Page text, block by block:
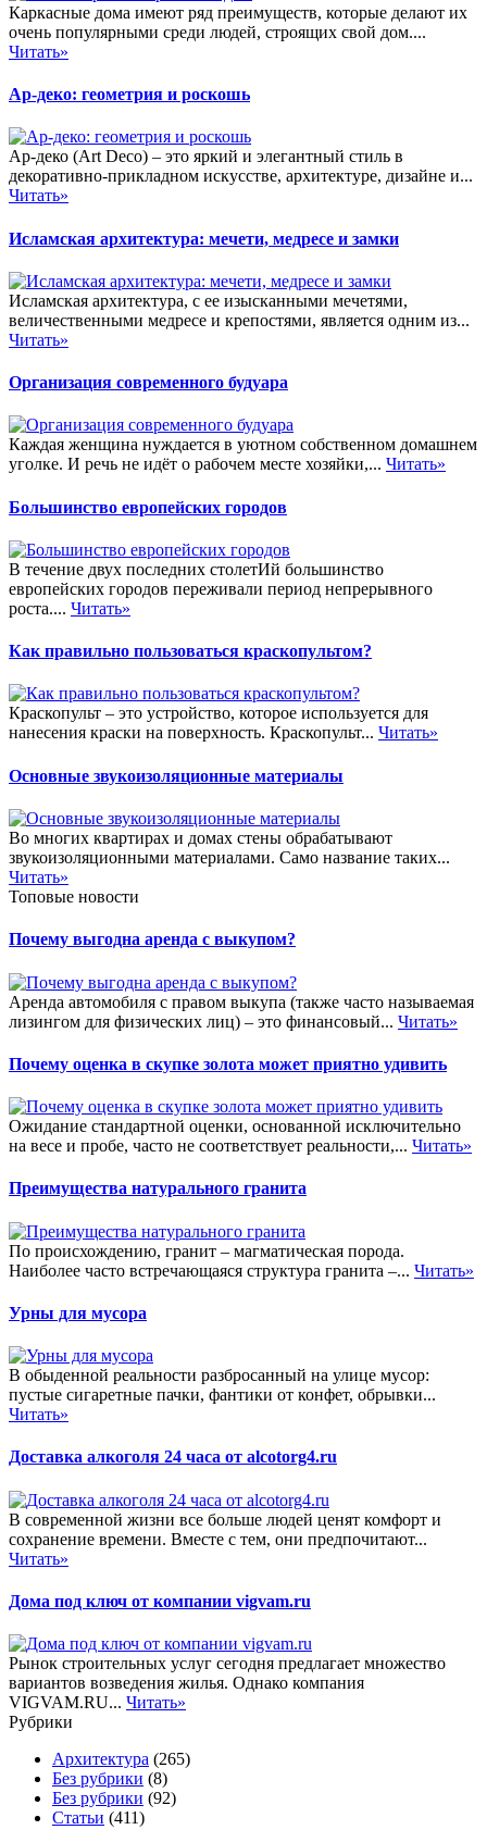
Каркасные дома имеют ряд преимуществ, которые делают их
очень популярными среди людей, строящих свой дом....
Читать»
Ар-деко: геометрия и роскошь
Ар-деко (Art Deco) – это яркий и элегантный стиль в
декоративно-прикладном искусстве, архитектуре, дизайне и...
Читать»
Исламская архитектура: мечети, медресе и замки
Исламская архитектура, с ее изысканными мечетями,
величественными медресе и крепостями, является одним из...
Читать»
Организация современного будуара
Каждая женщина нуждается в уютном собственном домашнем
уголке. И речь не идёт о рабочем месте хозяйки,... Читать»
Большинство европейских городов
В течение двух последних столетИй большинство
европейских городов переживали период непрерывного
роста.... Читать»
Как правильно пользоваться краскопультом?
Краскопульт – это устройство, которое используется для
нанесения краски на поверхность. Краскопульт... Читать»
Основные звукоизоляционные материалы
Во многих квартирах и домах стены обрабатывают
звукоизоляционными материалами. Само название таких...
Читать»
Топовые новости
Почему выгодна аренда с выкупом?
Аренда автомобиля с правом выкупа (также часто называемая
лизингом для физических лиц) – это финансовый... Читать»
Почему оценка в скупке золота может приятно удивить
Ожидание стандартной оценки, основанной исключительно
на весе и пробе, часто не соответствует реальности,... Читать»
Преимущества натурального гранита
По происхождению, гранит – магматическая порода.
Наиболее часто встречающаяся структура гранита –... Читать»
Урны для мусора
В обыденной реальности разбросанный на улице мусор:
пустые сигаретные пачки, фантики от конфет, обрывки...
Читать»
Доставка алкоголя 24 часа от alcotorg4.ru
В современной жизни все больше людей ценят комфорт и
сохранение времени. Вместе с тем, они предпочитают...
Читать»
Дома под ключ от компании vigvam.ru
Рынок строительных услуг сегодня предлагает множество
вариантов возведения жилья. Однако компания
VIGVAM.RU... Читать»
Рубрики
Архитектура (265)
Без рубрики (8)
Без рубрики (92)
Статьи (411)